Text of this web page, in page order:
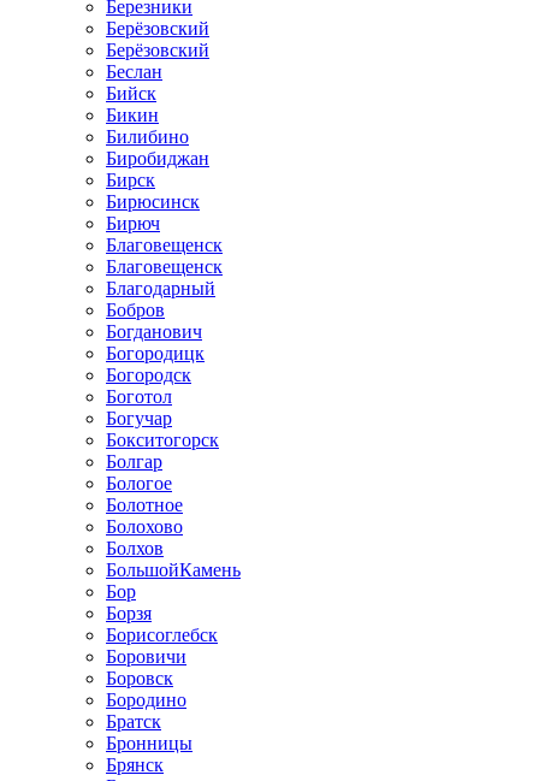
Березники
Берёзовский
Берёзовский
Беслан
Бийск
Бикин
Билибино
Биробиджан
Бирск
Бирюсинск
Бирюч
Благовещенск
Благовещенск
Благодарный
Бобров
Богданович
Богородицк
Богородск
Боготол
Богучар
Бокситогорск
Болгар
Бологое
Болотное
Болохово
Болхов
БольшойКамень
Бор
Борзя
Борисоглебск
Боровичи
Боровск
Бородино
Братск
Бронницы
Брянск